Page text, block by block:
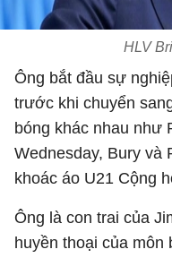
HLV
Ông bắt đầu sự
trước khi chuyển
bóng khác nhau như
Wednesday, Bury và
khoác áo U21 Cộng
Ông là con trai của
huyền thoại của môn